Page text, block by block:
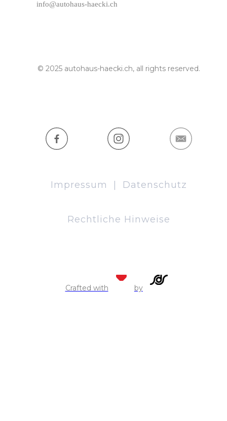
info@autohaus-haecki.ch
© 2025 autohaus-haecki.ch, all rights reserved.
Impressum Datenschutz
Rechtliche Hinweise
Crafted with by